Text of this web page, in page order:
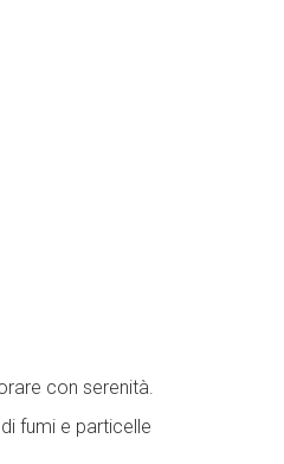
con serenità.
fumi e particelle